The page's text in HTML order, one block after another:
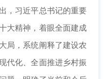
，习近平总书记的重要
大精神，着眼全面建成
局，系统阐释了建设农
代化、全面推进乡村振